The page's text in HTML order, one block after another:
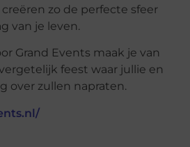
zo de perfecte sfeer
van je leven.
Grand Events maak je van
feest waar jullie en
over zullen napraten.